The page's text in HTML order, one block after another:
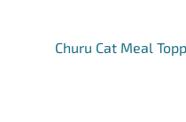
Churu Cat Meal